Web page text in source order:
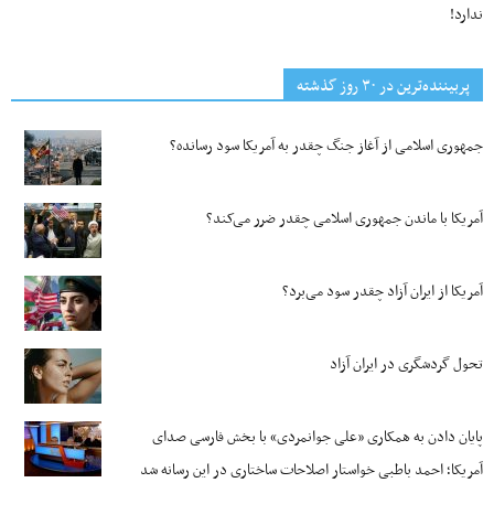
ندارد!
پربیننده‌ترین‌ در ۳۰ روز گذشته
جمهوری اسلامی از آغاز جنگ چقدر به آمریکا سود رسانده؟
آمریکا با ماندن جمهوری اسلامی چقدر ضرر می‌کند؟
آمریکا از ایران آزاد چقدر سود می‌برد؟
تحول گردشگری در ایران آزاد
پایان دادن به همکاری «علی جوانمردی» با بخش فارسی صدای
آمریکا؛ احمد باطبی خواستار اصلاحات ساختاری در این رسانه شد